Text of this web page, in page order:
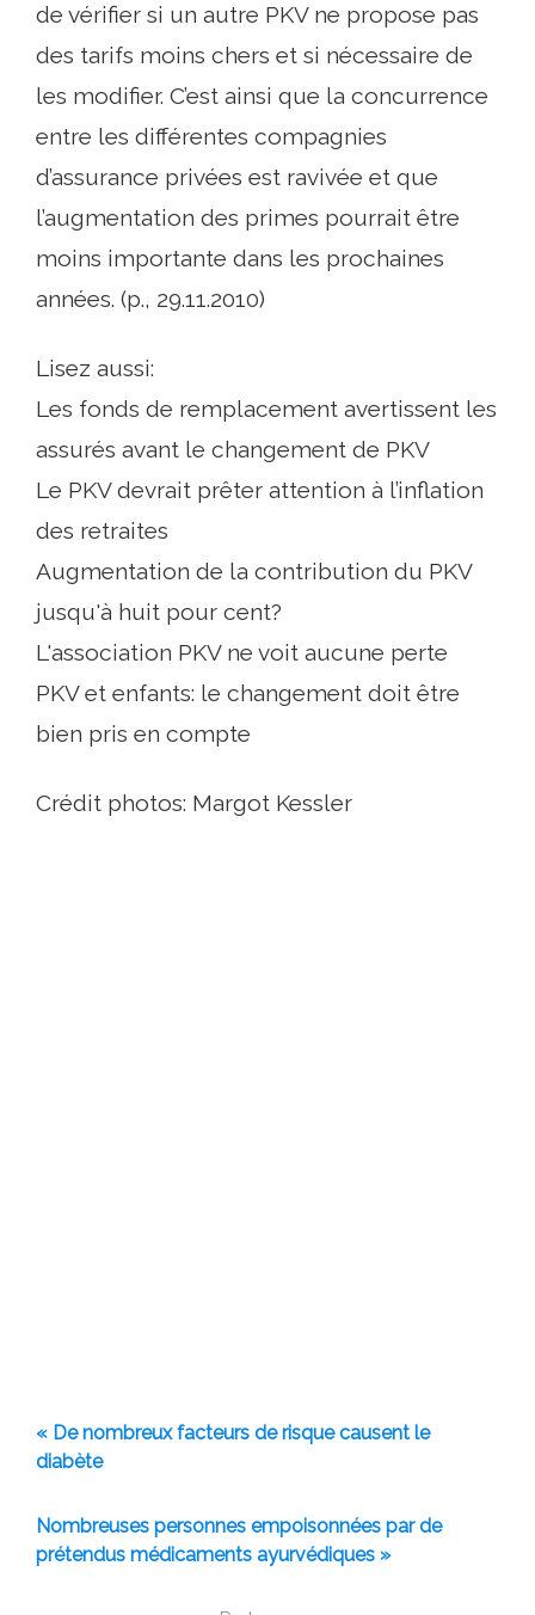
de vérifier si un autre PKV ne propose pas
des tarifs moins chers et si nécessaire de
les modifier. C’est ainsi que la concurrence
entre les différentes compagnies
d’assurance privées est ravivée et que
l’augmentation des primes pourrait être
moins importante dans les prochaines
années. (p., 29.11.2010)
Lisez aussi:
Les fonds de remplacement avertissent les
assurés avant le changement de PKV
Le PKV devrait prêter attention à l’inflation
des retraites
Augmentation de la contribution du PKV
jusqu'à huit pour cent?
L'association PKV ne voit aucune perte
PKV et enfants: le changement doit être
bien pris en compte
Crédit photos: Margot Kessler
« De nombreux facteurs de risque causent le
diabète
Nombreuses personnes empoisonnées par de
prétendus médicaments ayurvédiques »